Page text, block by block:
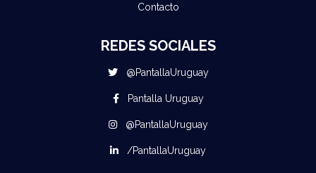
Contacto
REDES SOCIALES
@PantallaUruguay
Pantalla Uruguay
@PantallaUruguay
/PantallaUruguay